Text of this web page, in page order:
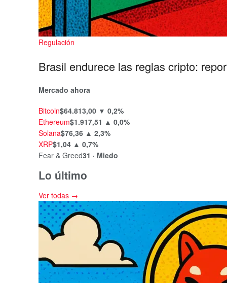
Regulación
Brasil endurece las reglas cripto:
Mercado ahora
Bitcoin$64.813,00 ▼ 0,2%
Ethereum$1.917,51 ▲ 0,0%
Solana$76,36 ▲ 2,3%
XRP$1,04 ▲ 0,7%
Fear & Greed31 · Miedo
Lo último
Ver todas →